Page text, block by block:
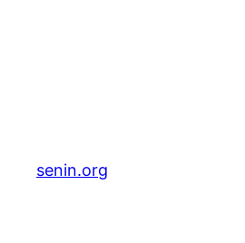
senin.org